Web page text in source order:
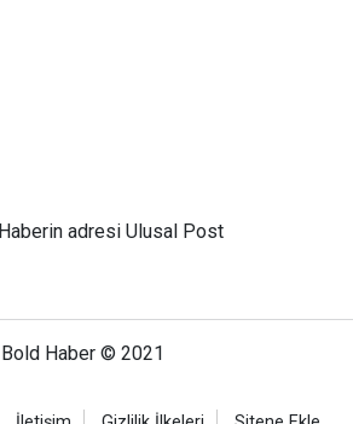
Haberin adresi Ulusal Post
Bold Haber © 2021